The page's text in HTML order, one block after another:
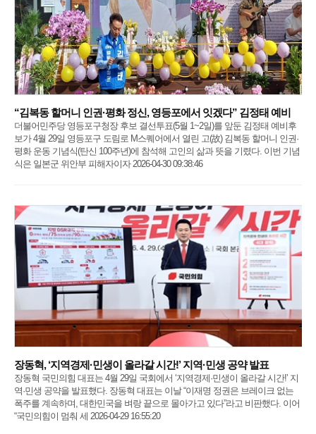
“김복동 할머니 인권·평화 정신, 영등포에서 잇겠다” 김정태 예비
더불어민주당 영등포구청장 후보 결선투표(5월 1~2일)를 앞둔 김정태 예비후
보가 4월 29일 영등포구 도림로 M스퀘어에서 열린 고(故) 김복동 할머니 인권·
평화 운동 기념식(탄신 100주년)에 참석해 고인의 삶과 뜻을 기렸다. 이번 기념
식은 일본군 위안부 피해자이자 2026-04-30 09:38:46
장동혁, ‘지역경제·민생이 올라갈 시간!’ 지역·민생 공약 발표
장동혁 국민의힘 대표는 4월 29일 국회에서 ‘지역경제·민생이 올라갈 시간!’ 지
역·민생 공약을 발표했다. 장동혁 대표는 이날 “이재명 정권은 브레이크 없는
폭주를 계속하며, 대한민국을 벼랑 끝으로 몰아가고 있다”라고 비판했다. 이어
“국민의힘이 멈춰 세 2026-04-29 16:55:20